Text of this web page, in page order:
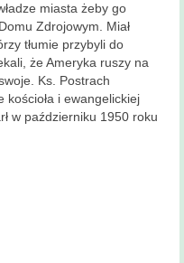
miasta żeby go
Zdrojowym. Miał
tłumie przybyli do
że Ameryka ruszy na
Ks. Postrach
kościoła i ewangelickiej
w październiku 1950 roku